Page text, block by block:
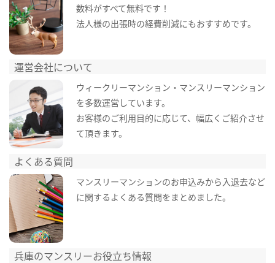
数料がすべて無料です！
法人様の出張時の経費削減にもおすすめです。
運営会社について
ウィークリーマンション・マンスリーマンション
を多数運営しています。
お客様のご利用目的に応じて、幅広くご紹介させ
て頂きます。
よくある質問
マンスリーマンションのお申込みから入退去など
に関するよくある質問をまとめました。
兵庫のマンスリーお役立ち情報